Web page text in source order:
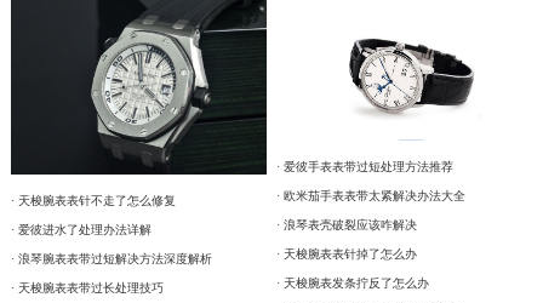
· 天梭腕表表针不走了怎么修复
· 爱彼进水了处理办法详解
· 浪琴腕表表带过短解决方法深度解析
· 天梭腕表表带过长处理技巧
· 爱彼手表表带过短处理方法推荐
· 欧米茄手表表带太紧解决办法大全
· 浪琴表壳破裂应该咋解决
· 天梭腕表表针掉了怎么办
· 天梭腕表发条拧反了怎么办